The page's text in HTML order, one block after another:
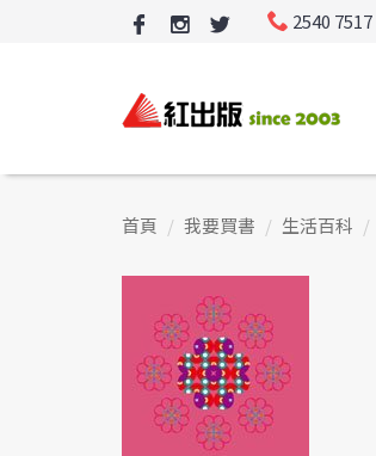
2540 7517
首頁 我要買書 生活百科